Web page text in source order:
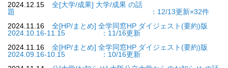
2024.12.15
全[大学/成果] 大学/成果 の話
題 ：12/13更新×32件
2024.11.16
全[HP/まとめ] 全学同窓HP ダイジェスト(要約)版
2024.10.16-11.15 ：11/16更新
2024.11.16
全[HP/まとめ] 全学同窓HP ダイジェスト(要約)版
2024.09.16-10.15 ：10/16更新